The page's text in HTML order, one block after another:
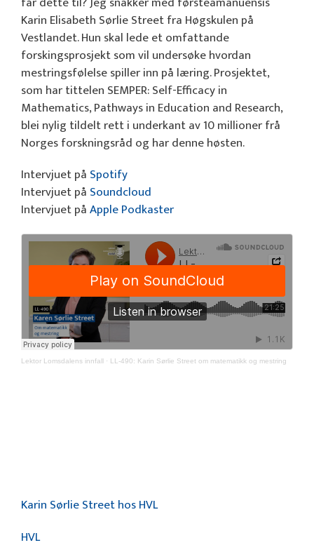
Karin Elisabeth Sørlie Street fra Høgskulen på
Vestlandet. Hun skal lede et omfattande
forskingsprosjekt som vil undersøke hvordan
mestringsfølelse spiller inn på læring. Prosjektet,
som har tittelen SEMPER: Self-Efficacy in
Mathematics, Pathways in Education and Research,
blei nylig tildelt rett i underkant av 10 millioner frå
Norges forskningsråd og har denne høsten.
Intervjuet på Spotify
Intervjuet på Soundcloud
Intervjuet påApple Podkaster
Lektor Lomsdalens innfall · LL-490: Karin Sørlie Street om matematikk og mestring
Karin Sørlie Street hos HVL
HVL